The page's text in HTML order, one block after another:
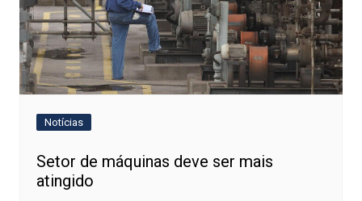
Notícias
Setor de máquinas deve ser mais
atingido